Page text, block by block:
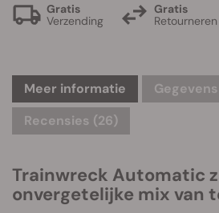
Gratis
Verzending
Gratis
Retourneren
Meer informatie Gegevens
Recensies (26)
Trainwreck Automatic
onvergetelijke mix van